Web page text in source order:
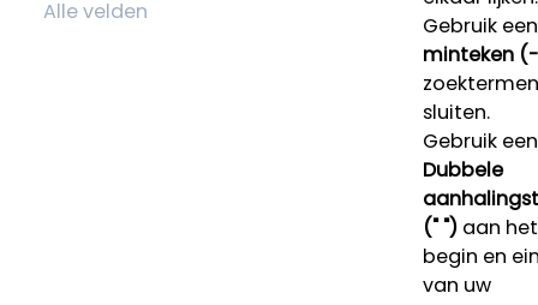
Gebruik een
minteken
sluiten.
Gebruik een
Dubbele
(" ")aan het
begin en
van uw